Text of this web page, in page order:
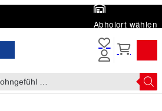
Abholort wählen